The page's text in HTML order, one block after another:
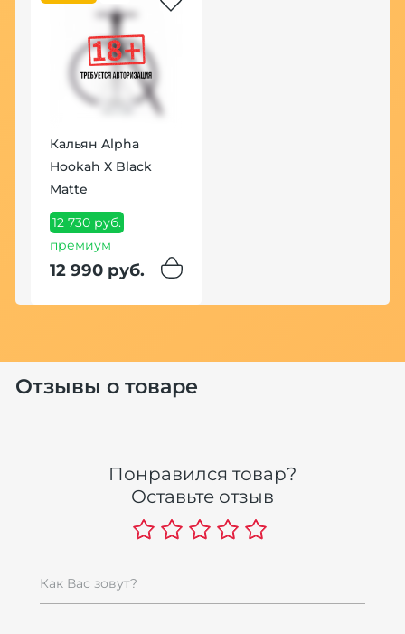
Кальян Alpha
Hookah X Black
Matte
12 730 руб.
премиум
12 990 руб.
Отзывы о товаре
Понравился товар?
Оставьте отзыв
Как Вас зовут?